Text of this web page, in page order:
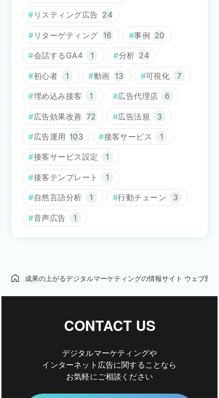
リスティング広告 24
リターゲティング 16 事例 20
会話するGA4 1 分析 24
初心者 1 動画 13 可視化 7
埋め込み接客 1 広告代理店 6
広告効果改善 72 広告法規 3
広告運用 103 接客サービス 1
接客サービス設定 1
接客テンプレート 1
自然言語分析 1 行動チェーン 3
音声広告 1
成果の上がるデジタルマーケティングの情報サイト ウェブ部
CONTACT US
デジタルマーケティングや
インターネット広告に関することなら
お気軽にご相談ください